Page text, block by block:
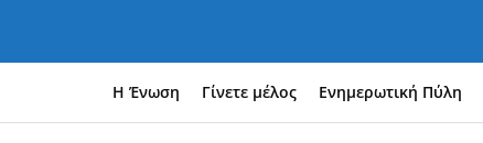
Η Ένωση Γίνετε μέλος Ενημερωτική Πύλη